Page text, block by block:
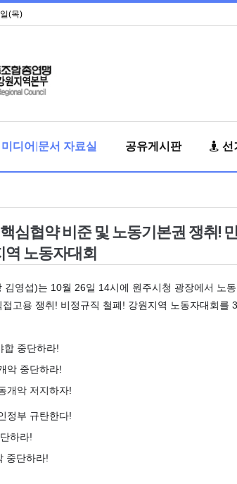
(목)
미디어|문서 자료실 공유게시판 선
심협약 비준 및 노동기본권 쟁취!
역 노동자대회
김영섭)는 10월 26일 14시에 원주시청 광장에서 노
고용 쟁취! 비정규직 철폐! 강원지역 노동자대회를
합 중단하라!
악 중단하라!
개악 저지하자!
정부 규탄한다!
하라!
중단하라!